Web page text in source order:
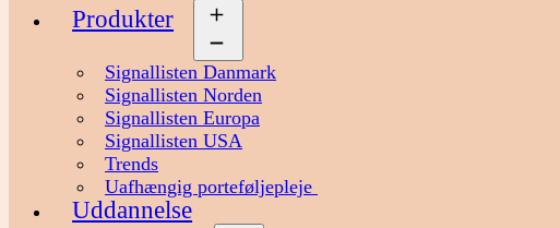
Produkter
Signallisten Danmark
Signallisten Norden
Signallisten Europa
Signallisten USA
Trends
Uafhængig porteføljepleje
Uddannelse